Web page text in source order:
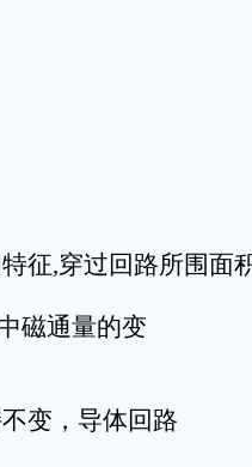
征,穿过回路所围面
磁通量的变
变，导体回路